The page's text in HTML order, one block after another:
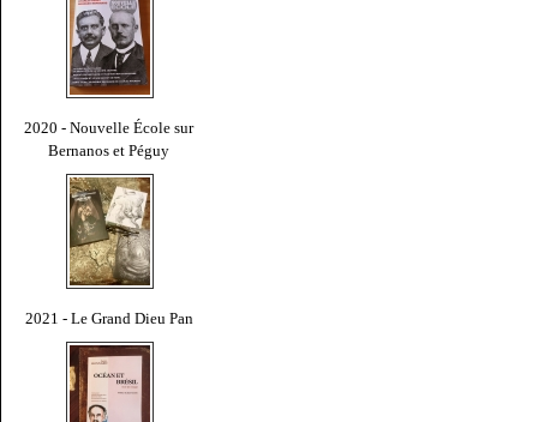
2020 - Nouvelle École sur
Bernanos et Péguy
2021 - Le Grand Dieu Pan